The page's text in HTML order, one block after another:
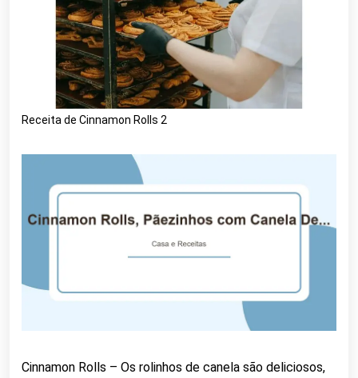
Receita de Cinnamon Rolls 2
Cinnamon Rolls – Os rolinhos de canela são deliciosos,